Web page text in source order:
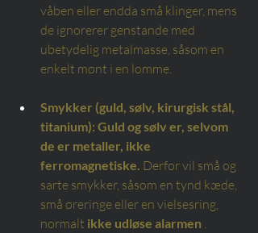
våben eller endda små klinger, mens
de ignorerer genstande med
ubetydelig metalmasse, såsom en
enkelt mønt i en lomme.
Smykker (guld, sølv, kirurgisk stål,
titanium): Guld og sølv er, selvom
de er metaller, ikke
ferromagnetiske. Derfor vil små og
sarte smykker, såsom en tynd kæde,
små øreringe eller en vielsesring,
normalt ikke udløse alarmen